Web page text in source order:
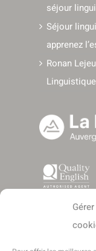
séjour
Séjour
apprenez
Ronan